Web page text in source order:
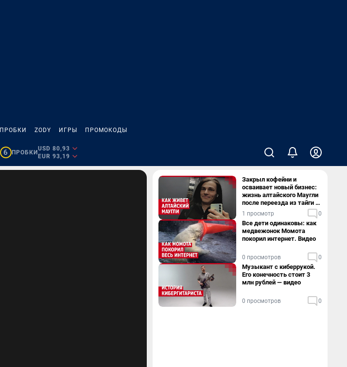
ПРОБКИ ZODY ИГРЫ ПРОМОКОДЫ
6 ПРОБКИ
USD 80,93
EUR 93,19
Закрыл кофейни и
осваивает новый бизнес:
жизнь алтайского Маугли
после переезда из тайги в
столицу
1 просмотр 0
Все дети одинаковы: как
медвежонок Момота
покорил интернет. Видео
0 просмотров 0
Музыкант с киберрукой.
Его конечность стоит 3
млн рублей — видео
0 просмотров 0